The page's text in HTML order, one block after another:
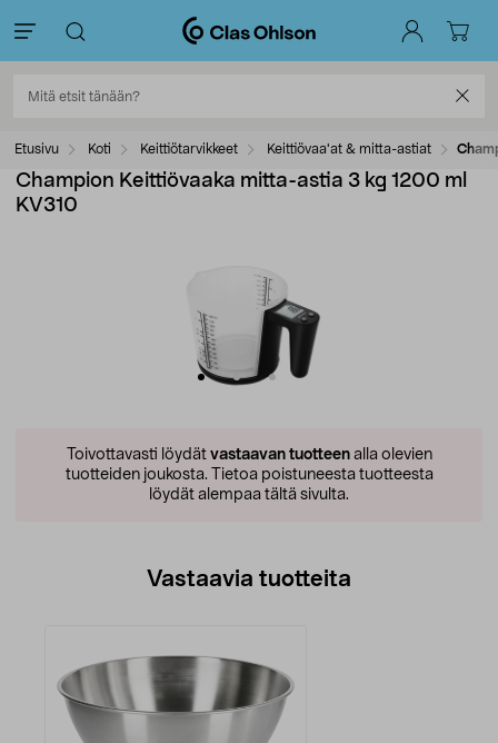
Etusivu Koti Keittiötarvikkeet Keittiövaa'at & mitta-astiat
Champion Keittiövaaka mitta-astia 3 kg 1200 ml
KV310
Toivottavasti löydät vastaavan tuotteenalla olevien
tuotteiden joukosta. Tietoa poistuneesta tuotteesta
löydät alempaa tältä sivulta.
Vastaavia tuotteita